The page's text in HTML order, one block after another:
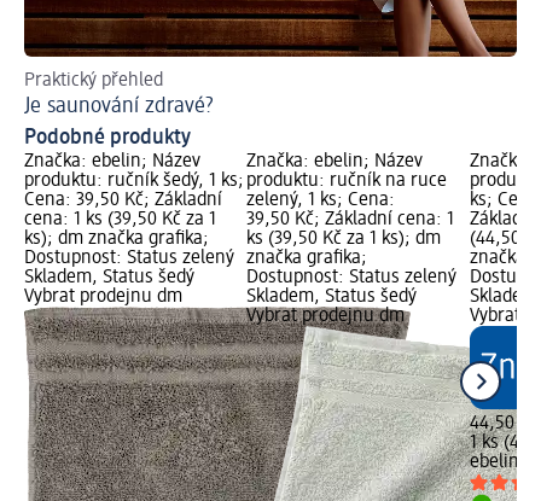
Praktický přehled
Je saunování zdravé?
Podobné produkty
Značka: ebelin; Název
produktu: ručník šedý, 1 ks;
Cena: 39,50 Kč; Základní
cena: 1 ks (39,50 Kč za 1
ks); dm značka grafika;
Dostupnost: Status zelený
Skladem, Status šedý
Vybrat prodejnu dm
Značka: ebelin; Název
produktu: ručník na ruce
zelený, 1 ks; Cena:
39,50 Kč; Základní cena: 1
ks (39,50 Kč za 1 ks); dm
značka grafika;
Dostupnost: Status zelený
Skladem, Status šedý
Vybrat prodejnu dm
Značka:
ks;
Základní
(44,50
značka
Vybrat
44,50 Kč
1 ks
ebelin